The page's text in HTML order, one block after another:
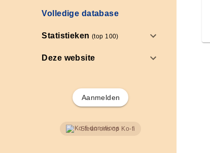
Volledige database
Statistieken(top 100)
Deze website
Aanmelden
Steun ons op Ko-fi